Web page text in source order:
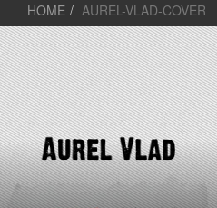
HOME AUREL-VLAD-COVER